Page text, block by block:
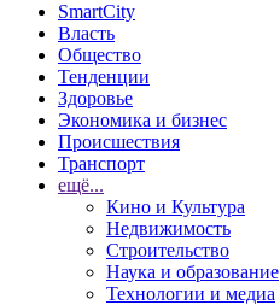
SmartCity
Власть
Общество
Тенденции
Здоровье
Экономика и бизнес
Происшествия
Транспорт
ещё...
Кино и Культура
Недвижимость
Строительство
Наука и образование
Технологии и медиа